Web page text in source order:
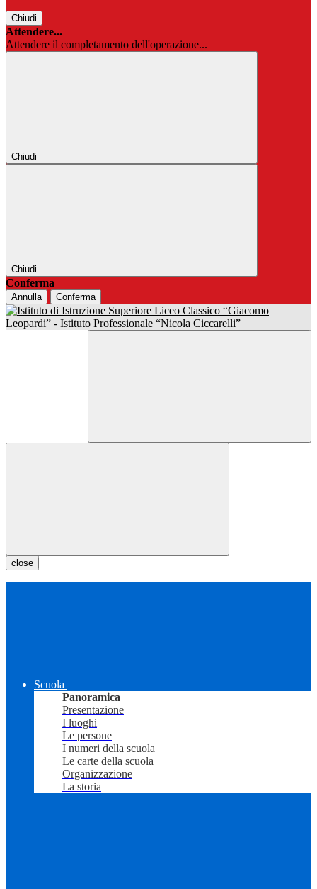
Chiudi
Attendere...
Attendere il completamento dell'operazione...
Chiudi
Chiudi
Conferma
Annulla Conferma
close
Scuola
Panoramica
Presentazione
I luoghi
Le persone
I numeri della scuola
Le carte della scuola
Organizzazione
La storia